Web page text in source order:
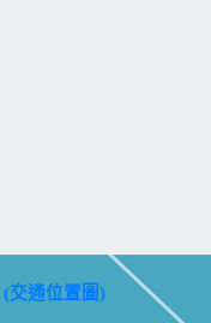
(交通位置圖)